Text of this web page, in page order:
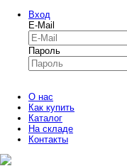
Вход
E-Mail
Пароль
О нас
Как купить
Каталог
На складе
Контакты